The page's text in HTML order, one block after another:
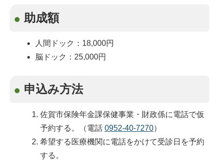
助成額
人間ドック：18,000円
脳ドック：25,000円
申込み方法
佐賀市保険年金課保健事業・財政係に電話で仮
予約する。（電話 0952-40-7270）
希望する医療機関に電話をかけて受診日を予約
する。